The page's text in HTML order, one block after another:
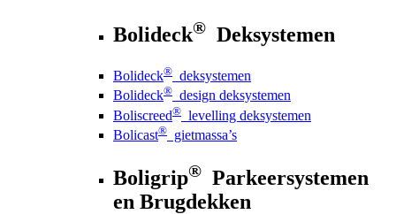
Bolideck® Deksystemen
Bolideck® deksystemen
Bolideck® design deksystemen
Boliscreed® levelling deksystemen
Bolicast® gietmassa’s
Boligrip® Parkeersystemen
en Brugdekken